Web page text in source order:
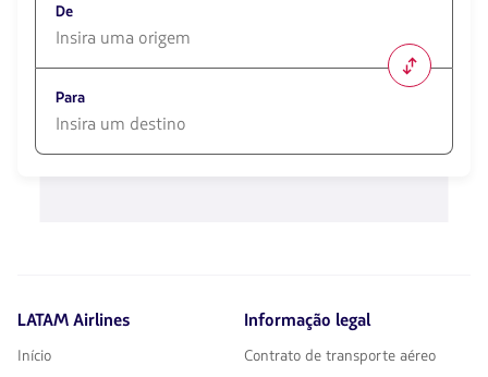
De
opciones
disponibles.
Usa
las
Para
para
LATAM Airlines
Início
Informação legal
Contrato de transporte aéreo